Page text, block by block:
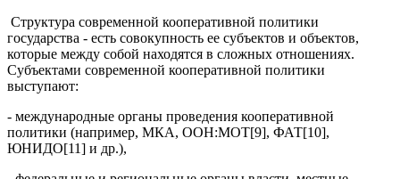
Структура современной кооперативной политики
государства - есть совокупность ее субъектов и объектов,
которые между собой находятся в сложных отношениях.
Субъектами современной кооперативной политики
выступают:
- международные органы проведения кооперативной
политики (например, МКА, ООН:МОТ[9], ФАТ[10],
ЮНИДО[11] и др.),